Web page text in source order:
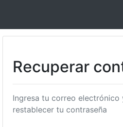
Recuperar
Ingresa tu correo
restablecer tu contraseña